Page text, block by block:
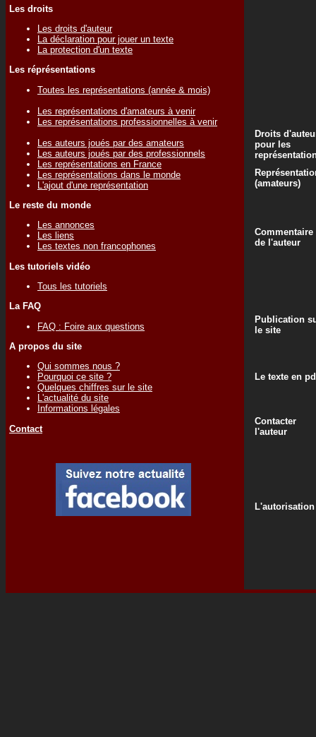
Les droits
Les droits d'auteur
La déclaration pour jouer un texte
La protection d'un texte
Les réprésentations
Toutes les représentations (année & mois)
Les représentations d'amateurs à venir
Les représentations professionnelles à venir
Les auteurs joués par des amateurs
Les auteurs joués par des professionnels
Les représentations en France
Les représentations dans le monde
L'ajout d'une représentation
Le reste du monde
Les annonces
Les liens
Les textes non francophones
Les tutoriels vidéo
Tous les tutoriels
La FAQ
FAQ : Foire aux questions
A propos du site
Qui sommes nous ?
Pourquoi ce site ?
Quelques chiffres sur le site
L'actualité du site
Informations légales
Contact
Droits
pour les
(amateurs)
Commentaire
de l'auteur
Publication
le site
Le texte en
Contacter
l'auteur
L'autorisation